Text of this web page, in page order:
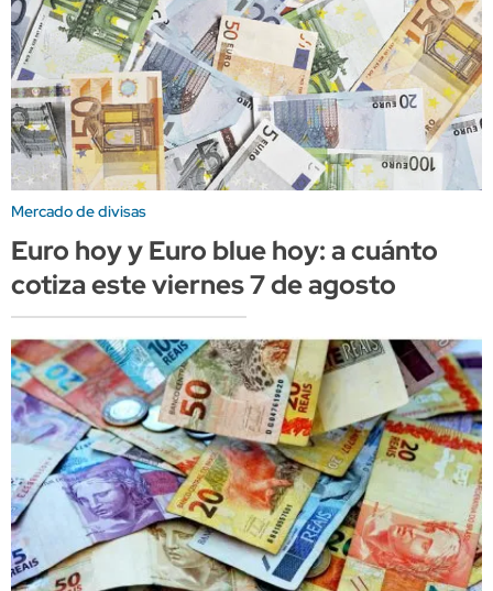
Mercado de divisas
Euro hoy y Euro blue hoy: a cuánto
cotiza este viernes 7 de agosto